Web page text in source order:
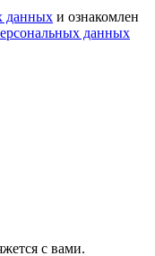
данных и ознакомлен
данных
с вами.